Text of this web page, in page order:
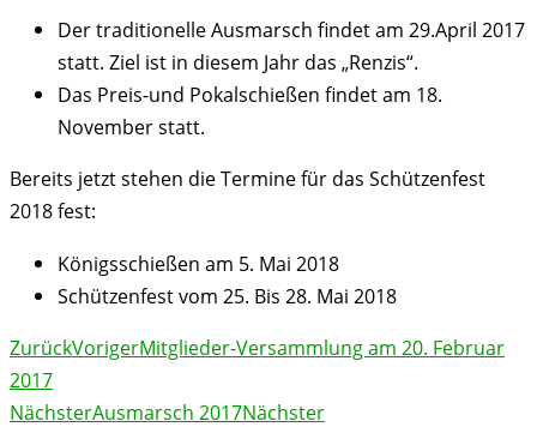
Der traditionelle Ausmarsch findet am 29.April 2017
statt. Ziel ist in diesem Jahr das „Renzis“.
Das Preis-und Pokalschießen findet am 18.
November statt.
Bereits jetzt stehen die Termine für das Schützenfest
2018 fest:
Königsschießen am 5. Mai 2018
Schützenfest vom 25. Bis 28. Mai 2018
ZurückVorigerMitglieder-Versammlung am 20. Februar
2017
NächsterAusmarsch 2017Nächster